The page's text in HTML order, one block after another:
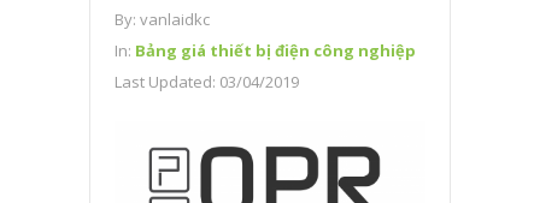
By: vanlaidkc
In: Bảng giá thiết bị điện công nghiệp
Last Updated: 03/04/2019